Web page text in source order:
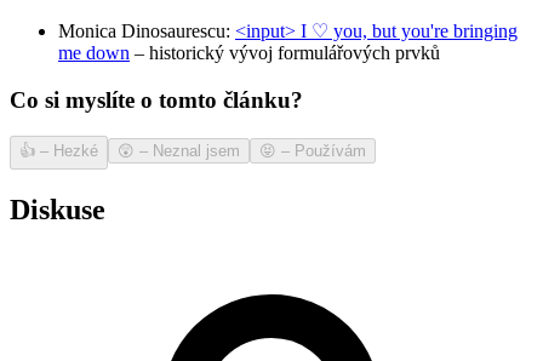
Monica Dinosaurescu: <input> I ♡ you, but you're bringing
me down – historický vývoj formulářových prvků
Co si myslíte o tomto článku?
👍 – Hezké 😲 – Neznal jsem 😝 – Používám
Diskuse